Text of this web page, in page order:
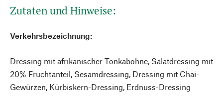
Zutaten und Hinweise:
Verkehrsbezeichnung:
Dressing mit afrikanischer Tonkabohne, Salatdressing mit
20% Fruchtanteil, Sesamdressing, Dressing mit Chai-
Gewürzen, Kürbiskern-Dressing, Erdnuss-Dressing